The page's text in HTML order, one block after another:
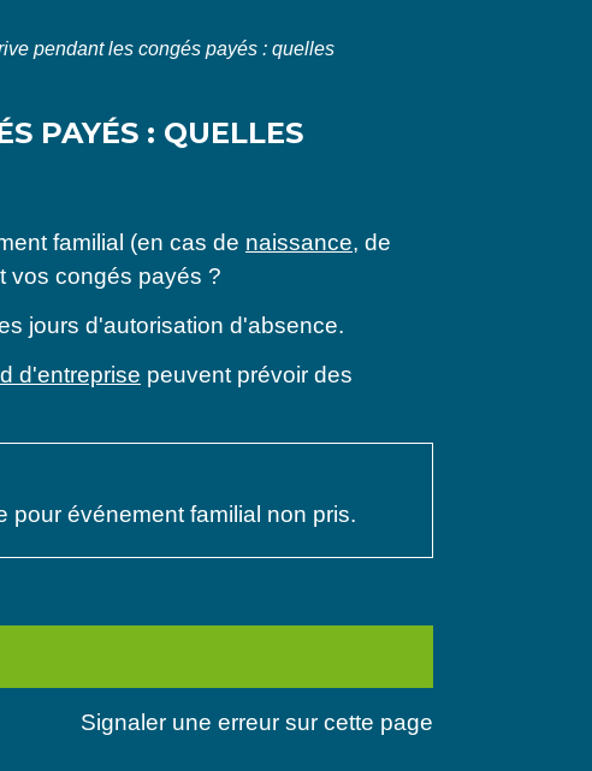
pendant les congés payés : quelles
PAYÉS : QUELLES
familial (en cas de naissance, de
vos congés payés ?
jours d'autorisation d'absence.
d'entreprise peuvent prévoir des
événement familial non pris.
Signaler une erreur sur cette page